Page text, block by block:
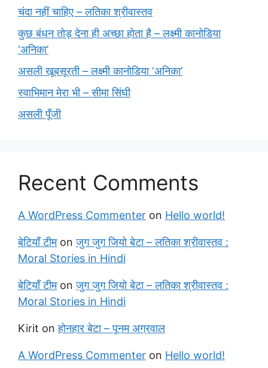
चंदा नहीं चाहिए – लतिका श्रीवास्तव
कुछ बंधन तोड़ देना ही अच्छा होता है – लक्ष्मी कानोडिया
‘अनिका’
असली खूबसूरती – लक्ष्मी कानोडिया ‘अनिका’
स्वाभिमान मेरा भी – सीमा सिंघी
असली पूँजी
Recent Comments
A WordPress Commenter on Hello world!
बेटियाँ टीमonजुग जुग जियो बेटा – लतिका श्रीवास्तव :
Moral Stories in Hindi
बेटियाँ टीमonजुग जुग जियो बेटा – लतिका श्रीवास्तव :
Moral Stories in Hindi
Kirit onहोनहार बेटा – पूनम अग्रवाल
A WordPress Commenter on Hello world!